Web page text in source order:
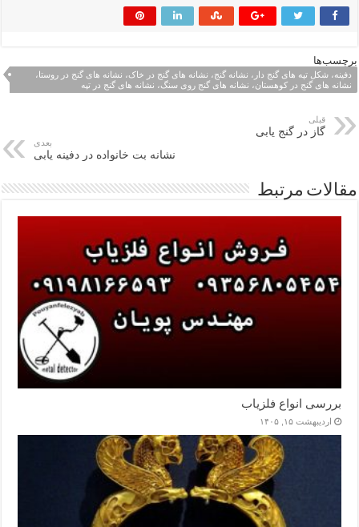
برچسب‌ها
دفینه، شکل تپه های گنج دار، نشانه گنج، نشانه های گنج در خاک، نشانه های گنج در روستا،
نشانه های گنج در کوهستان، نشانه های گنج روی سنگ، نشانه های گنج در تپه
قبلی
گاز در گنج یابی
بعدی
نشانه بت خانواده در دفینه یابی
مقالات مرتبط
بررسی انواع فلزیاب
اردیبهشت ۱۵, ۱۴۰۵